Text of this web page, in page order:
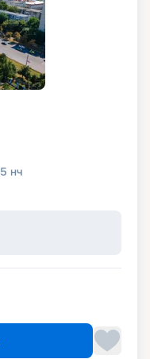
5 нч